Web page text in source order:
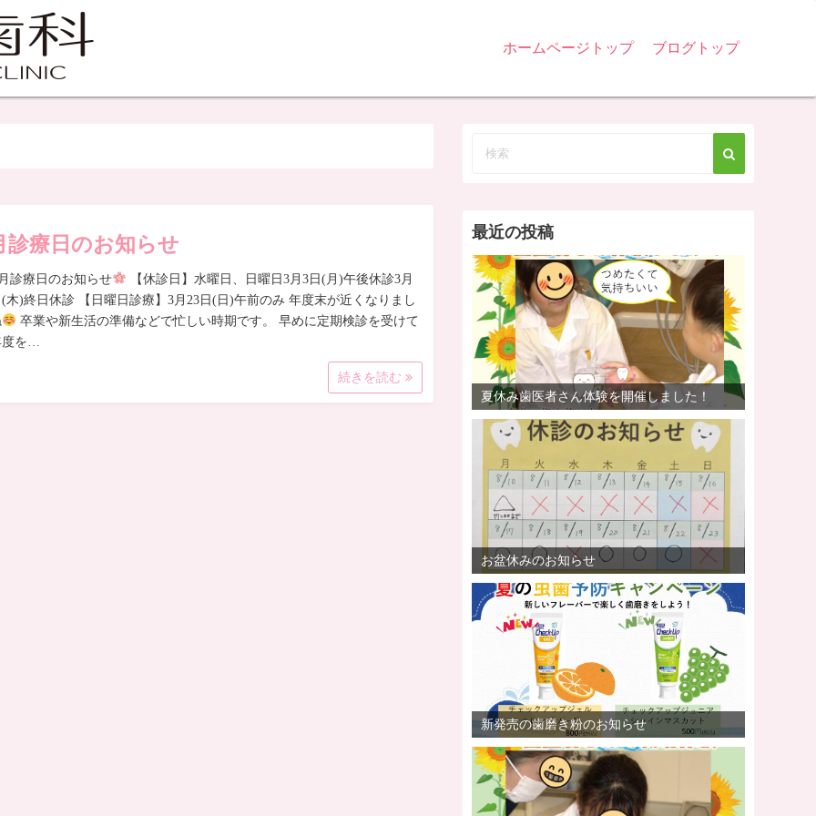
ホームページトップ ブログトップ
診療日のお知らせ
診療日のお知らせ
【休診日】水曜日、日曜日3月3日(月)午後休診3月
(木)終日休診 【日曜日診療】3月23日(日)午前のみ 年度末が近くなりまし
卒業や新生活の準備などで忙しい時期です。 早めに定期検診を受けて
度を…
続きを読む
最近の投稿
夏休み歯医者さん体験を開催しました！
お盆休みのお知らせ
新発売の歯磨き粉のお知らせ